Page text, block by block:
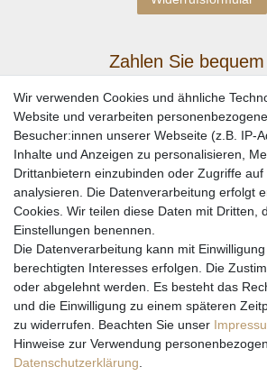
Zahlen Sie
Wir versenden
Wir verwenden Cookies und ähnliche
Website und verarbeiten
Besucher:innen unserer Webseite (z.B. IP-
Inhalte und Anzeigen zu personalisieren,
Drittanbietern einzubinden oder Zugriffe
analysieren. Die Datenverarbeitung erfolgt
Cookies. Wir teilen diese Daten mit Dritten,
Einstellungen benennen.
Die Datenverarbeitung kann mit
berechtigten Interesses erfolgen. Die
oder abgelehnt werden. Es besteht das
und die Einwilligung zu einem späteren
zu widerrufen. Beachten Sie unser
Hinweise zur Verwendung
Daten­schutz­erklärung